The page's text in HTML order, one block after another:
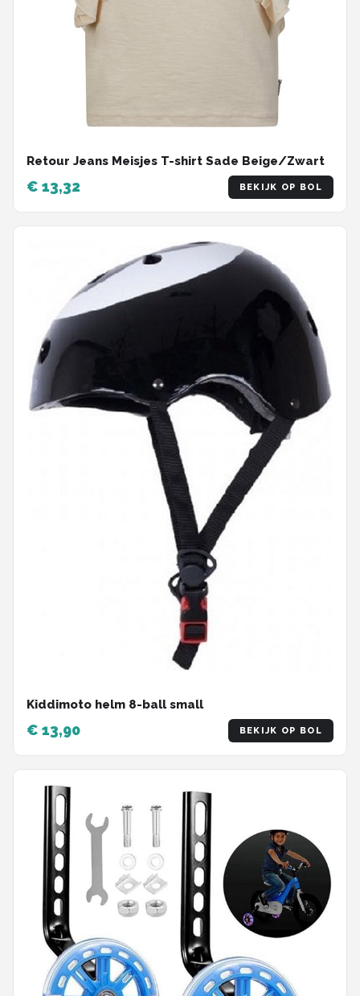
Retour Jeans Meisjes T-shirt Sade Beige/Zwart
€ 13,32 BEKIJK OP BOL
Kiddimoto helm 8-ball small
€ 13,90 BEKIJK OP BOL